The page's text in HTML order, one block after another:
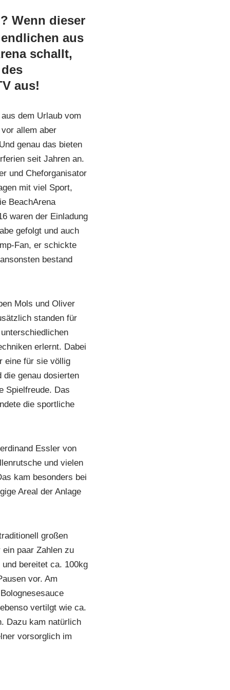
Wenn dieser
aus
schallt,
aus!
dem Urlaub vom
allem aber
genau das bieten
seit Jahren an.
und Cheforganisator
mit viel Sport,
BeachArena
waren der Einladung
gefolgt und auch
Fan, er schickte
bestand
Mols und Oliver
standen für
erlernt. Dabei
eine für sie völlig
genau dosierten
Spielfreude. Das
die sportliche
Essler von
und vielen
kam besonders bei
Areal der Anlage
großen
paar Zahlen zu
bereitet ca. 100kg
vor. Am
vertilgt wie ca.
Dazu kam natürlich
vorsorglich im